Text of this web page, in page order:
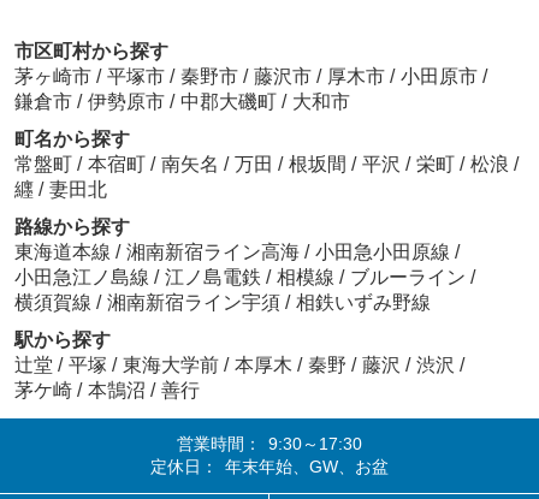
市区町村から探す
茅ヶ崎市 / 平塚市 / 秦野市 / 藤沢市 / 厚木市 / 小田原市 /
鎌倉市 / 伊勢原市 / 中郡大磯町 / 大和市
町名から探す
常盤町 / 本宿町 / 南矢名 / 万田 / 根坂間 / 平沢 / 栄町 / 松浪 /
纒 / 妻田北
路線から探す
東海道本線 / 湘南新宿ライン高海 / 小田急小田原線 /
小田急江ノ島線 / 江ノ島電鉄 / 相模線 / ブルーライン /
横須賀線 / 湘南新宿ライン宇須 / 相鉄いずみ野線
駅から探す
辻堂 / 平塚 / 東海大学前 / 本厚木 / 秦野 / 藤沢 / 渋沢 /
茅ケ崎 / 本鵠沼 / 善行
営業時間：
9:30～17:30
定休日：
年末年始、GW、お盆